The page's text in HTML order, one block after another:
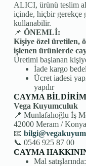
ALICI, ürünü teslim
içinde, hiçbir gerekçe
kullanabilir.
📌 ÖNEMLİ:
Kişiye özel üretilen,
işlenen ürünlerde
Üretimi başlanan
İade kargo
Ücret iadesi
yapılır
CAYMA
Vega Kuyumculuk
📍 Munlafalıoğlu İş
42000 Meram / Konya
📧
📞 0546 925 87 00
CAYMA
Mal